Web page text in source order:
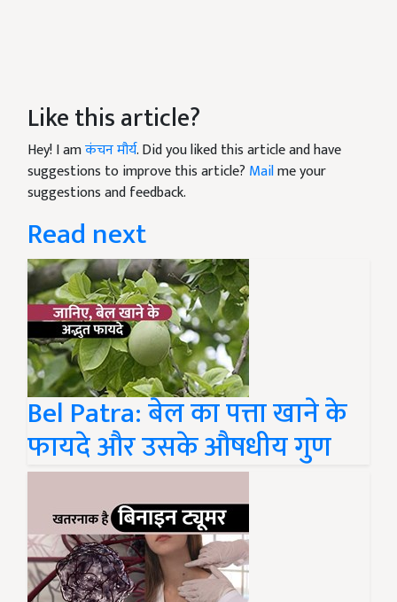
Like this article?
Hey! I amकंचन मौर्य. Did you liked this article and have
suggestions to improve this article? Mailme your
suggestions and feedback.
Read next
Bel Patra: बेल का पत्ता खाने के
फायदे और उसके औषधीय गुण